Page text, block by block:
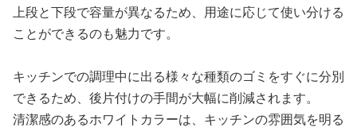
上段と下段で容量が異なるため、用途に応じて使い分ける
ことができるのも魅力です。
キッチンでの調理中に出る様々な種類のゴミをすぐに分別
できるため、後片付けの手間が大幅に削減されます。
清潔感のあるホワイトカラーは、キッチンの雰囲気を明る